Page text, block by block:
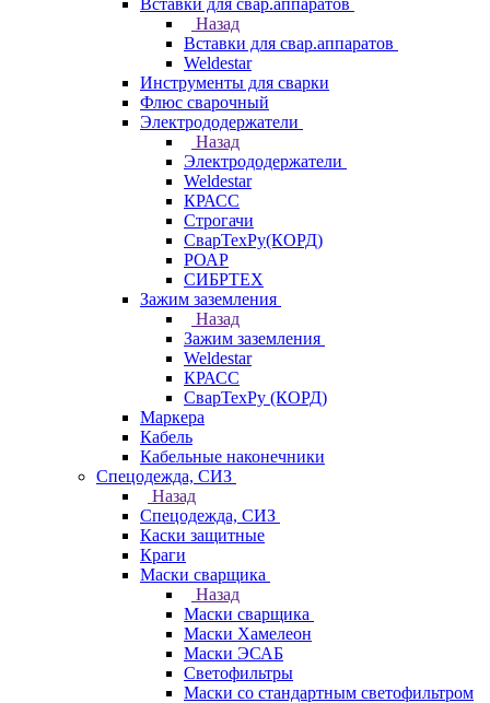
Вставки для свар.аппаратов
Назад
Вставки для свар.аппаратов
Weldestar
Инструменты для сварки
Флюс сварочный
Электрододержатели
Назад
Электрододержатели
Weldestar
КРАСС
Строгачи
СварТехРу(КОРД)
РОАР
СИБРТЕХ
Зажим заземления
Назад
Зажим заземления
Weldestar
КРАСС
СварТехРу (КОРД)
Маркера
Кабель
Кабельные наконечники
Спецодежда, СИЗ
Назад
Спецодежда, СИЗ
Каски защитные
Краги
Маски сварщика
Назад
Маски сварщика
Маски Хамелеон
Маски ЭСАБ
Светофильтры
Маски со стандартным светофильтром